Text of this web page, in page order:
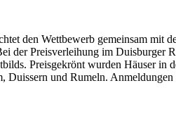
den Wettbewerb gemeinsam mit
der Preisverleihung im Duisburger
Preisgekrönt wurden Häuser in
Duissern und Rumeln.